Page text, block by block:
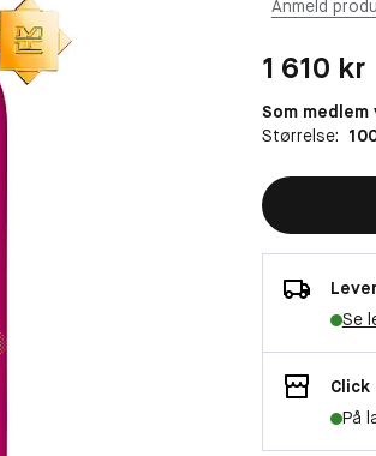
Anmeld
Størrelse:
Pris: 1 610 kr
1 610 kr
Som
Se
På